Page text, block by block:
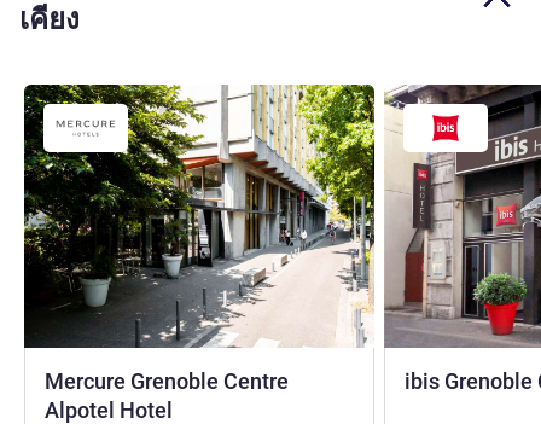
เคียง
Mercure Grenoble Centre
Alpotel Hotel
ibis Grenoble